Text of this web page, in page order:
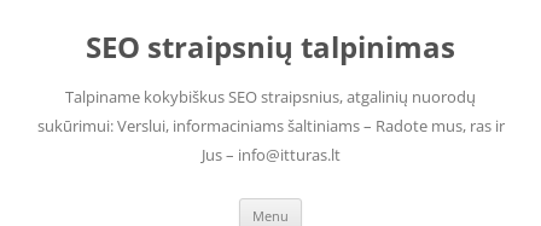
contentSEO straipsnių talpinimas
Talpiname kokybiškus SEO straipsnius, atgalinių nuorodų
sukūrimui: Verslui, informaciniams šaltiniams – Radote mus, ras ir
Jus – info@itturas.lt
Menu